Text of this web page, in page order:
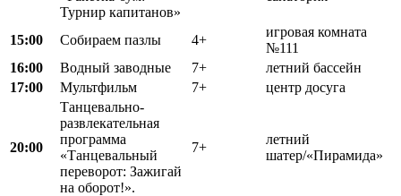
Турнир капитанов»
15:00 Собираем пазлы 4+
игровая комната
№111
16:00
Водный заводные 7+
летний бассейн
17:00
Мультфильм 7+ центр досуга
20:00
Танцевально-
развлекательная
программа
«Танцевальный
переворот: Зажигай
на оборот!».
7+
летний
шатер/«Пирамида»